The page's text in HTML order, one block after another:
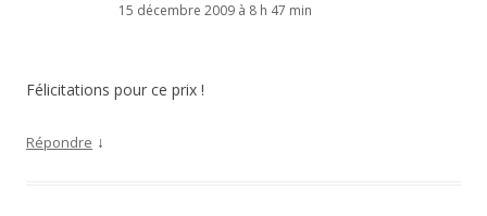
15 décembre 2009 à 8 h 47 min
Félicitations pour ce prix !
Répondre ↓